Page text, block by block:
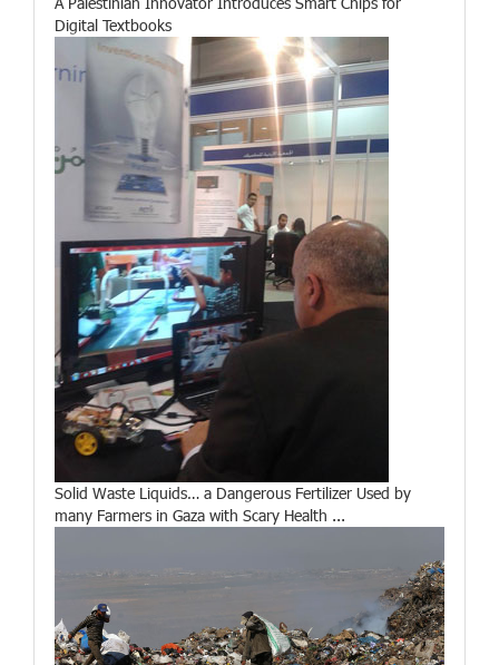
Digital Textbooks
Solid Waste Liquids… a Dangerous Fertilizer Used by
many Farmers in Gaza with Scary Health ...